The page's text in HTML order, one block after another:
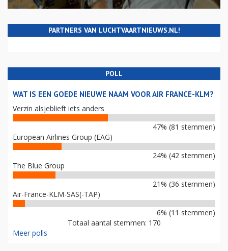
PARTNERS VAN LUCHTVAARTNIEUWS.NL!
POLL
WAT IS EEN GOEDE NIEUWE NAAM VOOR AIR FRANCE-KLM?
Verzin alsjeblieft iets anders
47% (81 stemmen)
European Airlines Group (EAG)
24% (42 stemmen)
The Blue Group
21% (36 stemmen)
Air-France-KLM-SAS(-TAP)
6% (11 stemmen)
Totaal aantal stemmen: 170
Meer polls